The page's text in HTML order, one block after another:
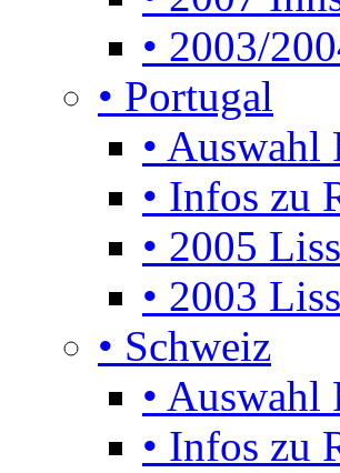
• 2003/
• Portugal
• Auswahl
• Infos zu
• 2005
• 2003
• Schweiz
• Auswahl
• Infos zu